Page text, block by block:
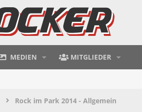
MEDIEN MITGLIEDER
Rock im Park 2014 - Allgemein